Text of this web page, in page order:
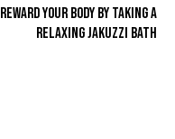
REWARD YOUR BODY BY TAKING A
RELAXING JAKUZZI BATH